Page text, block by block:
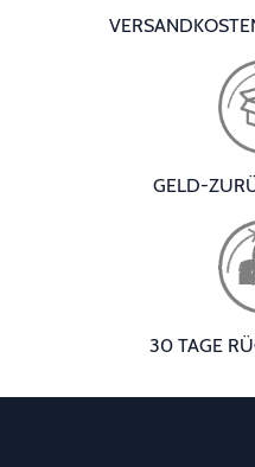
GELD-
30 TAGE